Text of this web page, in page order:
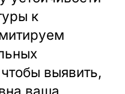
к
выявить,